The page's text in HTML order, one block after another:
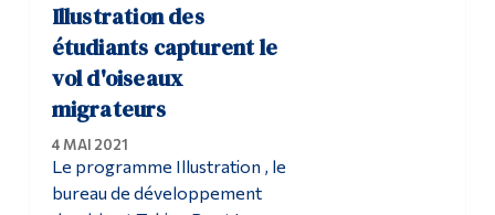
Illustration des
étudiants capturent le
vol d'oiseaux
migrateurs
4 MAI 2021
Le programme Illustration , le
bureau de développement